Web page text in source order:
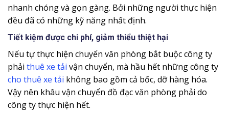
nhanh chóng và gọn gàng. Bởi những người thực hiện
đều đã có những kỹ năng nhất định.
Tiết kiệm được chi phí, giảm thiểu thiệt hại
Nếu tự thực hiện chuyển văn phòng bắt buộc công ty
phải thuê xe tải vận chuyển, mà hầu hết những công ty
cho thuê xe tải không bao gồm cả bốc, dỡ hàng hóa.
Vậy nên khâu vận chuyển đồ đạc văn phòng phải do
công ty thực hiện hết.